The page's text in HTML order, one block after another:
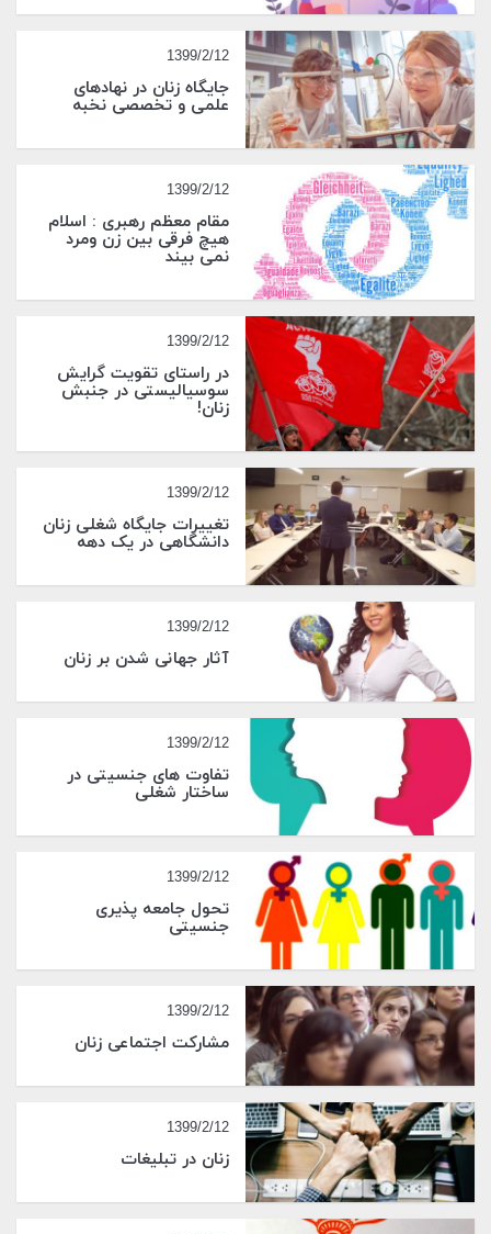
1399/2/12
جایگاه زنان در نهادهای
علمی و تخصصی نخبه
1399/2/12
مقام معظم رهبری : اسلام
هیچ فرقی بین زن ومرد
نمی بیند
1399/2/12
در راستای تقویت گرایش
سوسیالیستی در جنبش
زنان!
1399/2/12
تغییرات جایگاه شغلی زنان
دانشگاهی در یک دهه
1399/2/12
آثار جهانی شدن بر زنان
1399/2/12
تفاوت های جنسیتی در
ساختار شغلی
1399/2/12
تحول جامعه پذیری
جنسیتی
1399/2/12
مشارکت اجتماعی زنان
1399/2/12
زنان در تبلیغات